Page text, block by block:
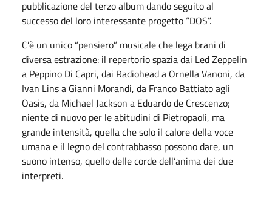
pubblicazione del terzo album dando seguito al
successo del loro interessante progetto “DOS”.
C’è un unico “pensiero” musicale che lega brani di
diversa estrazione: il repertorio spazia dai Led Zeppelin
a Peppino Di Capri, dai Radiohead a Ornella Vanoni, da
Ivan Lins a Gianni Morandi, da Franco Battiato agli
Oasis, da Michael Jackson a Eduardo de Crescenzo;
niente di nuovo per le abitudini di Pietropaoli, ma
grande intensità, quella che solo il calore della voce
umana e il legno del contrabbasso possono dare, un
suono intenso, quello delle corde dell’anima dei due
interpreti.